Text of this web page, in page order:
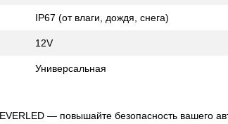
IP67 (от влаги, дождя, снега)
12V
Универсальная
— повышайте безопасность вашего